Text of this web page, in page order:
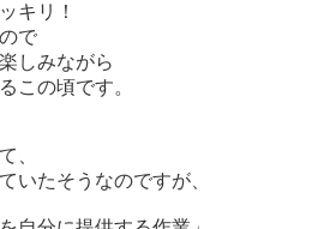
キリ！
で
しみながら
この頃です。
、
いたそうなのですが、